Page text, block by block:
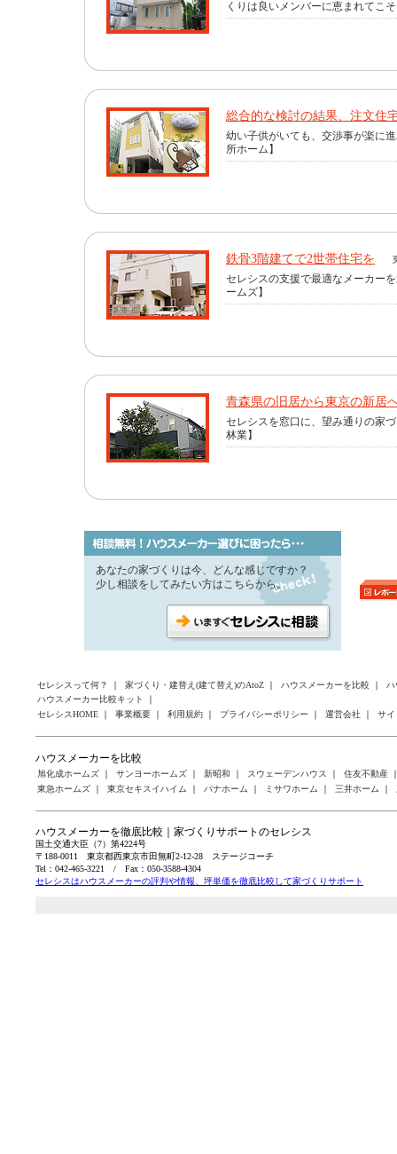
くりは良いメンバーに恵まれてこ
総合的な検討の結果、注文住
幼い子供がいても、交渉事が楽に
所ホーム】
鉄骨3階建てで2世帯住宅を
セレシスの支援で最適なメーカー
ームズ】
青森県の旧居から東京の新居
セレシスを窓口に、望み通りの家
林業】
あなたの家づくりは今、どんな感じですか？
少し相談をしてみたい方はこちらから。
セレシスって何？ ｜ 家づくり・建替え(建て替え)のAtoZ ｜ ハウスメーカーを比較 ｜
ハ
ハウスメーカー比較キット
｜
セレシスHOME
｜ 事業概要 ｜ 利用規約 ｜ プライバシーポリシー ｜ 運営会社 ｜ サイ
ハウスメーカーを比較
旭化成ホームズ ｜ サンヨーホームズ ｜ 新昭和 ｜ スウェーデンハウス ｜ 住友不動産
東急ホームズ
｜ 東京セキスイハイム ｜ パナホーム ｜ ミサワホーム ｜ 三井ホーム ｜
ハウスメーカーを徹底比較｜家づくりサポートのセレシス
国土交通大臣（7）第4224号
〒188-0011 東京都西東京市田無町2-12-28 ステージコーチ
Tel：042-465-3221 / Fax：050-3588-4304
セレシスはハウスメーカーの評判や情報、坪単価を徹底比較して家づくりサポート